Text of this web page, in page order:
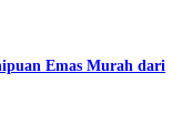
Emas Murah dari